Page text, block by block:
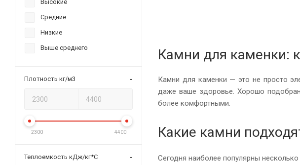
Камни для каменки:
Камни для каменки — это не просто
даже ваше здоровье. Хорошо
более комфортными.
Какие камни
Сегодня наиболее популярны
УралГеоКамень
Гранит Люкс
Оливин
Высокие
Средние
Низкие
Выше среднего
Плотность кг/м3
2300 4400
Теплоемкость кДж/кг*С